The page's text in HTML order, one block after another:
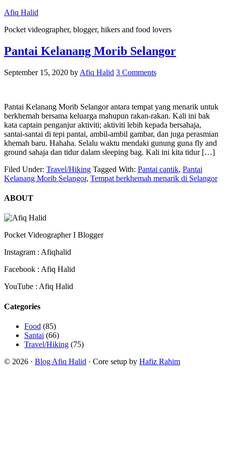
Afiq Halid
Pocket videographer, blogger, hikers and food lovers
Pantai Kelanang Morib Selangor
September 15, 2020 by Afiq Halid 3 Comments
Pantai Kelanang Morib Selangor antara tempat yang menarik untuk
berkhemah bersama keluarga mahupun rakan-rakan. Kali ini bak
kata captain penganjur aktiviti; aktiviti lebih kepada bersahaja,
santai-santai di tepi pantai, ambil-ambil gambar, dan juga perasmian
khemah baru. Hahaha. Selalu waktu mendaki gunung guna fly and
ground sahaja dan tidur dalam sleeping bag. Kali ini kita tidur […]
Filed Under: Travel/Hiking Tagged With: Pantai cantik, Pantai
Kelanang Morib Selangor, Tempat berkhemah menarik di Selangor
ABOUT
Pocket Videographer I Blogger
Instagram : Afiqhalid
Facebook : Afiq Halid
YouTube : Afiq Halid
Categories
Food (85)
Santai (66)
Travel/Hiking (75)
© 2026 · Blog Afiq Halid · Core setup by Hafiz Rahim